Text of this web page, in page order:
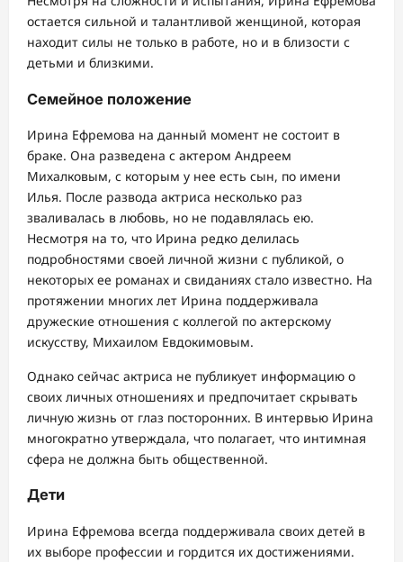
остается сильной и талантливой женщиной, которая
находит силы не только в работе, но и в близости с
детьми и близкими.
Семейное положение
Ирина Ефремова на данный момент не состоит в
браке. Она разведена с актером Андреем
Михалковым, с которым у нее есть сын, по имени
Илья. После развода актриса несколько раз
зваливалась в любовь, но не подавлялась ею.
Несмотря на то, что Ирина редко делилась
подробностями своей личной жизни с публикой, о
некоторых ее романах и свиданиях стало известно. На
протяжении многих лет Ирина поддерживала
дружеские отношения с коллегой по актерскому
искусству, Михаилом Евдокимовым.
Однако сейчас актриса не публикует информацию о
своих личных отношениях и предпочитает скрывать
личную жизнь от глаз посторонних. В интервью Ирина
многократно утверждала, что полагает, что интимная
сфера не должна быть общественной.
Дети
Ирина Ефремова всегда поддерживала своих детей в
их выборе профессии и гордится их достижениями.